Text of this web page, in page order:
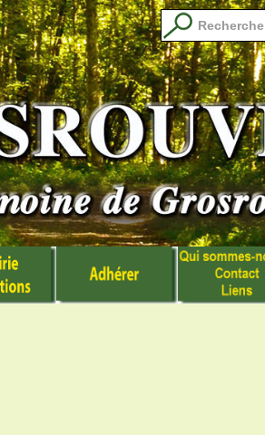
Recherche
pour
: